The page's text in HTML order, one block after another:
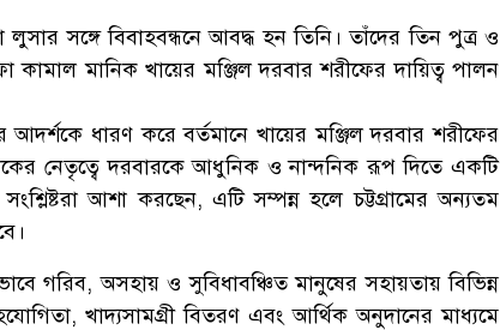
সঙ্গে বিবাহবন্ধনে আবদ্ধ হন তিনি। তাঁদের তিন পুত্র ও
কামাল মানিক খায়ের মঞ্জিল দরবার শরীফের দায়িত্ব পালন
ধারণ করে বর্তমানে খায়ের মঞ্জিল দরবার শরীফের
নেতৃত্বে দরবারকে আধুনিক ও নান্দনিক রূপ দিতে একটি
আশা করছেন, এটি সম্পন্ন হলে চট্টগ্রামের অন্যতম
গরিব, অসহায় ও সুবিধাবঞ্চিত মানুষের সহায়তায় বিভিন্ন
খাদ্যসামগ্রী বিতরণ এবং আর্থিক অনুদানের মাধ্যমে